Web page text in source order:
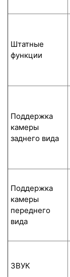
Штатные
функции
Поддержка
камеры
заднего вида
Поддержка
камеры
переднего
вида
ЗВУК